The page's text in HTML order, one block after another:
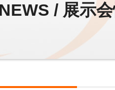
NEWS / 展示